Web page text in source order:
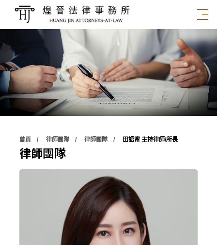
首頁 律師團隊 律師團隊 田語甯 主持律師/所長
律師團隊